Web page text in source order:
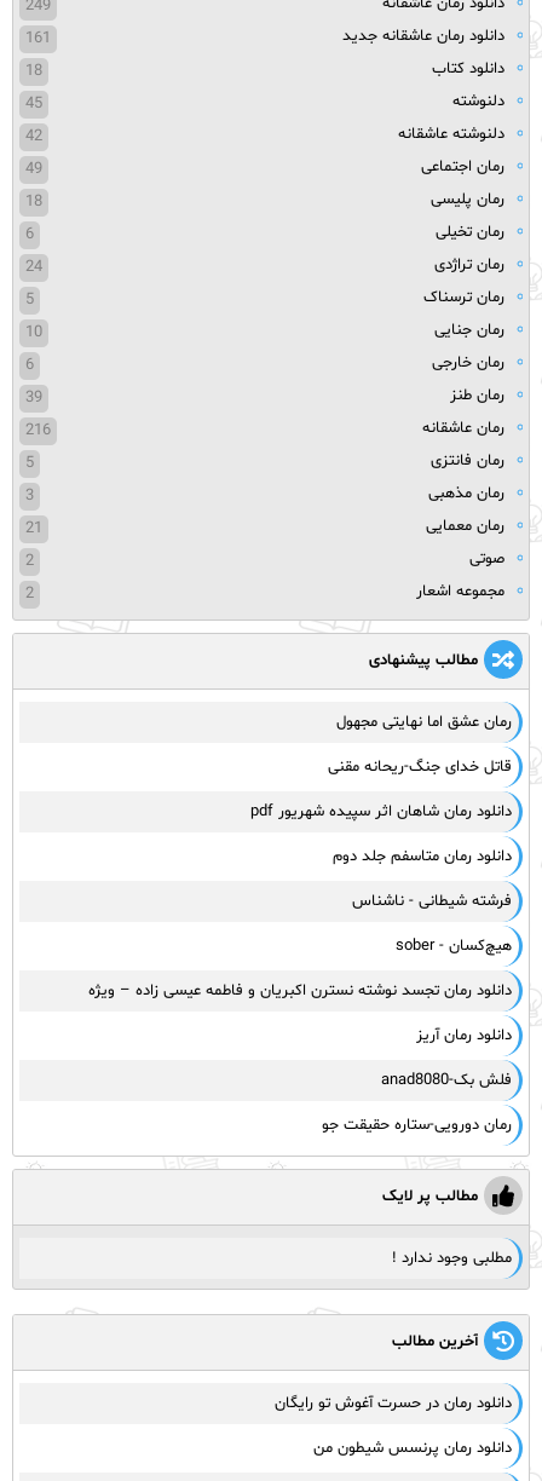
249
دانلود رمان عاشقانه جدید
161
دانلود کتاب
18
دلنوشته
45
دلنوشته عاشقانه
42
رمان اجتماعی
49
رمان پلیسی
18
رمان تخیلی
6
رمان تراژدی
24
رمان ترسناک
5
رمان جنایی
10
رمان خارجی
6
رمان طنز
39
رمان عاشقانه
216
رمان فانتزی
5
رمان مذهبی
3
رمان معمایی
21
صوتی
2
مجموعه اشعار
2
مطالب پیشنهادی
رمان عشق اما نهایتی مجهول
قاتل خدای جنگ-ریحانه مقنی
دانلود رمان شاهان اثر سپیده شهریور pdf
دانلود رمان متاسفم جلد دوم
فرشته شیطانی - ناشناس
هیچ‌کسان - sober
دانلود رمان تجسد نوشته نسترن اکبریان و فاطمه عیسی زاده – ویژه
دانلود رمان آریز
فلش بک-anad8080
رمان دورویی-ستاره حقیقت جو
مطالب پر لایک
مطلبی وجود ندارد !
آخرین مطالب
دانلود رمان در حسرت آغوش تو رایگان
دانلود رمان پرنسس شیطون من